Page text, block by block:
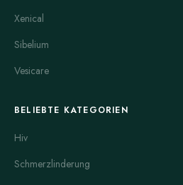
Xenical
Sibelium
Vesicare
BELIEBTE KATEGORIEN
Hiv
Schmerzlinderung